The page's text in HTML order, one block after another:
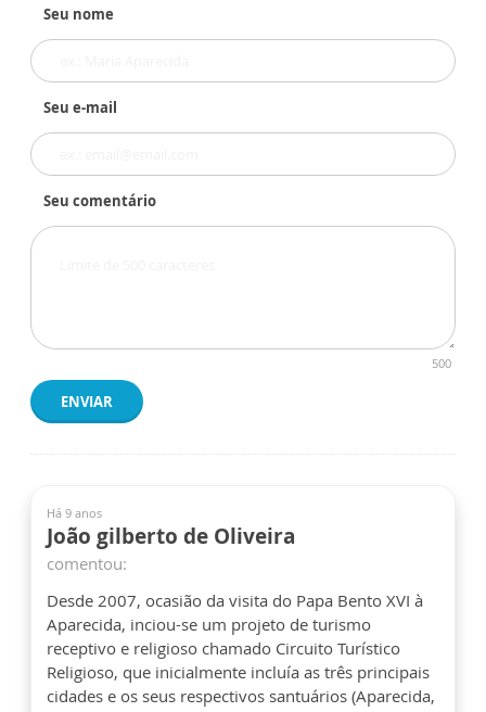
Seu nome
Seu e-mail
Seu comentário
500
ENVIAR
Há 9 anos
João gilberto de Oliveira
comentou:
Desde 2007, ocasião da visita do Papa Bento XVI à
Aparecida, inciou-se um projeto de turismo
receptivo e religioso chamado Circuito Turístico
Religioso, que inicialmente incluía as três principais
cidades e os seus respectivos santuários (Aparecida,